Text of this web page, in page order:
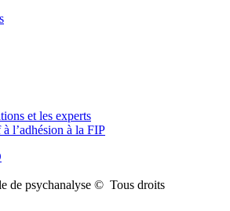
et les experts
l’adhésion à la FIP
de psychanalyse © Tous droits